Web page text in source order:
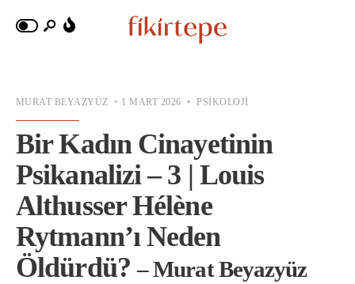
MURAT BEYAZYÜZ • 1 MART 2026 • PSIKOLOJI
Bir Kadın Cinayetinin
Psikanalizi – 3 | Louis
Althusser Hélène
Rytmann’ı Neden
Öldürdü?– Murat Beyazyüz